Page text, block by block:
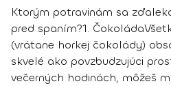
Ktorým potravinám sa
pred spaním?1. Čokoláda
(vrátane horkej čokolády)
skvelé ako povzbudzujúci
večerných hodinách, môžeš